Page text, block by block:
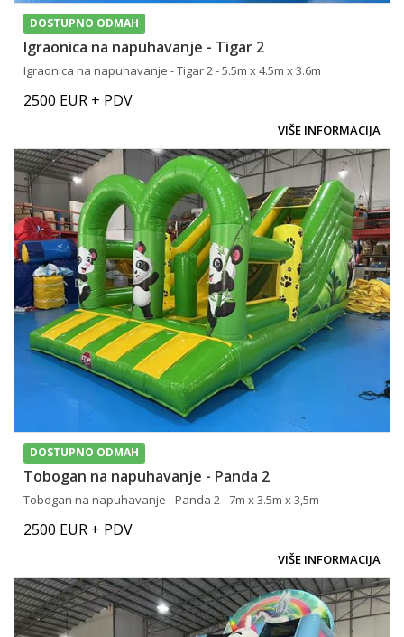
DOSTUPNO ODMAH
Igraonica na napuhavanje - Tigar 2
Igraonica na napuhavanje - Tigar 2 - 5.5m x 4.5m x 3.6m
2500 EUR + PDV
VIŠE INFORMACIJA
DOSTUPNO ODMAH
Tobogan na napuhavanje - Panda 2
Tobogan na napuhavanje - Panda 2 - 7m x 3.5m x 3,5m
2500 EUR + PDV
VIŠE INFORMACIJA